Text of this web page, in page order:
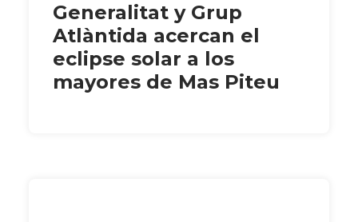
Generalitat y Grup
Atlàntida acercan el
eclipse solar a los
mayores de Mas Piteu